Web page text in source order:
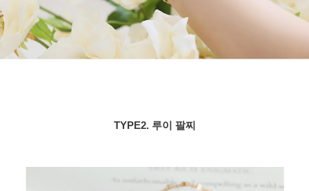
TYPE2. 루이 팔찌